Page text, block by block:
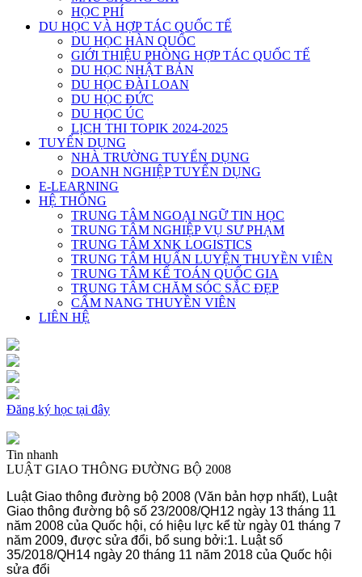
HỌC PHÍ
DU HỌC VÀ HỢP TÁC QUỐC TẾ
DU HỌC HÀN QUỐC
GIỚI THIỆU PHÒNG HỢP TÁC QUỐC TẾ
DU HỌC NHẬT BẢN
DU HỌC ĐÀI LOAN
DU HỌC ĐỨC
DU HỌC ÚC
LỊCH THI TOPIK 2024-2025
TUYỂN DỤNG
NHÀ TRƯỜNG TUYỂN DỤNG
DOANH NGHIỆP TUYỂN DỤNG
E-LEARNING
HỆ THỐNG
TRUNG TÂM NGOẠI NGỮ TIN HỌC
TRUNG TÂM NGHIỆP VỤ SƯ PHẠM
TRUNG TÂM XNK LOGISTICS
TRUNG TÂM HUẤN LUYỆN THUYỀN VIÊN
TRUNG TÂM KẾ TOÁN QUỐC GIA
TRUNG TÂM CHĂM SÓC SẮC ĐẸP
CẨM NANG THUYỀN VIÊN
LIÊN HỆ
Đăng ký học tại đây
Tin nhanh
LUẬT GIAO THÔNG ĐƯỜNG BỘ 2008
Luật Giao thông đường bộ 2008 (Văn bản hợp nhất), Luật
Giao thông đường bộ số 23/2008/QH12 ngày 13 tháng 11
năm 2008 của Quốc hội, có hiệu lực kể từ ngày 01 tháng 7
năm 2009, được sửa đổi, bổ sung bởi:1. Luật số
35/2018/QH14 ngày 20 tháng 11 năm 2018 của Quốc hội
sửa đổi